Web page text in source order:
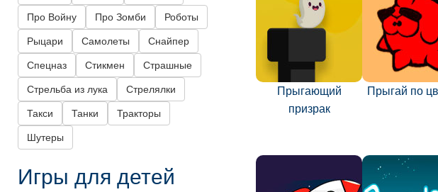
Прыгающий
призрак
Прыгай по
Про Войну Про Зомби Роботы
Рыцари Самолеты Снайпер
Спецназ Стикмен Страшные
Стрельба из лука Стрелялки
Такси Танки Тракторы
Шутеры
Игры для детей